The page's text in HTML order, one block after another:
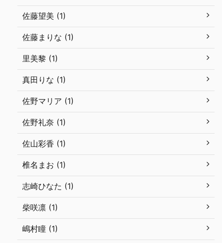
佐藤望美 (1)
佐藤まりな (1)
里美黎 (1)
真田りな (1)
佐野マリア (1)
佐野礼奈 (1)
佐山彩香 (1)
椎名まお (1)
志崎ひなた (1)
柴咲凛 (1)
嶋村瞳 (1)